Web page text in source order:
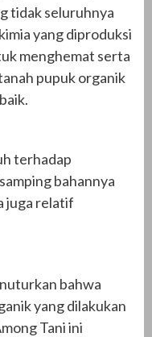
tidak seluruhnya
yang diproduksi
menghemat serta
pupuk organik
terhadap
bahannya
juga relatif
bahwa
yang dilakukan
Tani ini